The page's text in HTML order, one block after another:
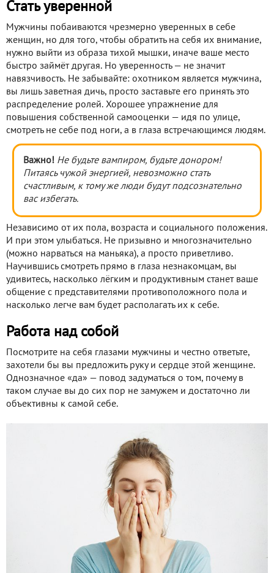
Стать уверенной
Мужчины побаиваются чрезмерно уверенных в себе
женщин, но для того, чтобы обратить на себя их внимание,
нужно выйти из образа тихой мышки, иначе ваше место
быстро займёт другая. Но уверенность — не значит
навязчивость. Не забывайте: охотником является мужчина,
вы лишь заветная дичь, просто заставьте его принять это
распределение ролей. Хорошее упражнение для
повышения собственной самооценки — идя по улице,
смотреть не себе под ноги, а в глаза встречающимся людям.
Важно! Не будьте вампиром, будьте донором!
Питаясь чужой энергией, невозможно стать
счастливым, к тому же люди будут подсознательно
вас избегать.
Независимо от их пола, возраста и социального положения.
И при этом улыбаться. Не призывно и многозначительно
(можно нарваться на маньяка), а просто приветливо.
Научившись смотреть прямо в глаза незнакомцам, вы
удивитесь, насколько лёгким и продуктивным станет ваше
общение с представителями противоположного пола и
насколько легче вам будет располагать их к себе.
Работа над собой
Посмотрите на себя глазами мужчины и честно ответьте,
захотели бы вы предложить руку и сердце этой женщине.
Однозначное «да» — повод задуматься о том, почему в
таком случае вы до сих пор не замужем и достаточно ли
объективны к самой себе.